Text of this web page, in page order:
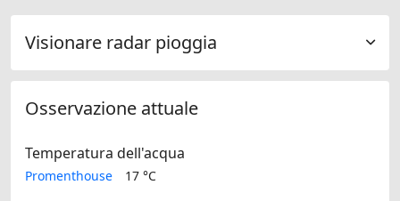
Visionare radar pioggia
Osservazione attuale
Temperatura dell'acqua
Promenthouse 17 °C